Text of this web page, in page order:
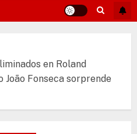
en Roland
Fonseca sorprende